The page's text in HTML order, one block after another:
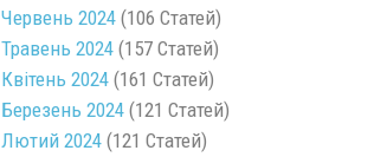
Червень 2024(106 Статей)
Травень 2024(157 Статей)
Квітень 2024(161 Статей)
Березень 2024(121 Статей)
Лютий 2024(121 Статей)